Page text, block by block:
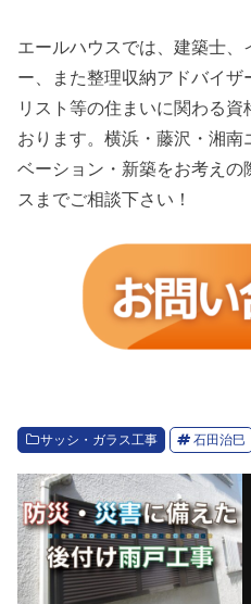
エールハウスでは、建築士、
ー、また整理収納アドバイザ
リスト等の住まいに関わる
おります。横浜・藤沢・湘南
ベーション・新築をお考えの
スまでご相談下さい！
サッシ・ガラス工事 石田治巳